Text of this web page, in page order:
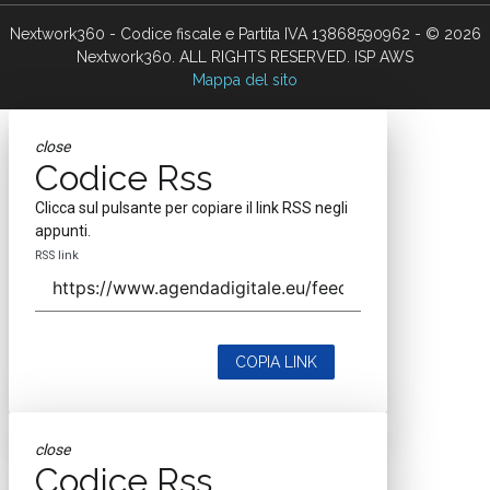
Nextwork360 - Codice fiscale e Partita IVA 13868590962 - © 2026
Nextwork360. ALL RIGHTS RESERVED. ISP AWS
Mappa del sito
close
Codice Rss
Clicca sul pulsante per copiare il link RSS negli
appunti.
RSS link
COPIA LINK
close
Codice Rss